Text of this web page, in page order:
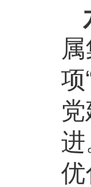
项
进
优